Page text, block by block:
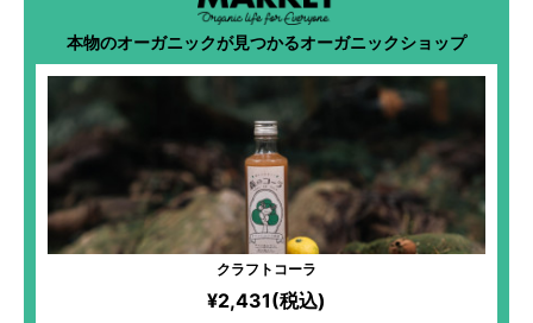
本物のオーガニックが見つかるオーガニックショップ
クラフトコーラ
¥2,431(税込)